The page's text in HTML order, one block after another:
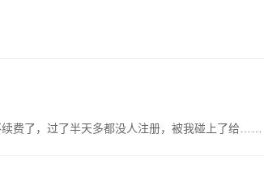
费了，过了半天多都没人注册，被我碰上了给……